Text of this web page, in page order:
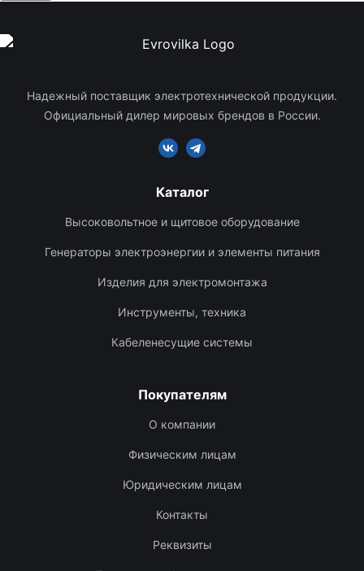
Надежный поставщик электротехнической продукции.
Официальный дилер мировых брендов в России.
Каталог
Высоковольтное и щитовое оборудование
Генераторы электроэнергии и элементы питания
Изделия для электромонтажа
Инструменты, техника
Кабеленесущие системы
Покупателям
О компании
Физическим лицам
Юридическим лицам
Контакты
Реквизиты